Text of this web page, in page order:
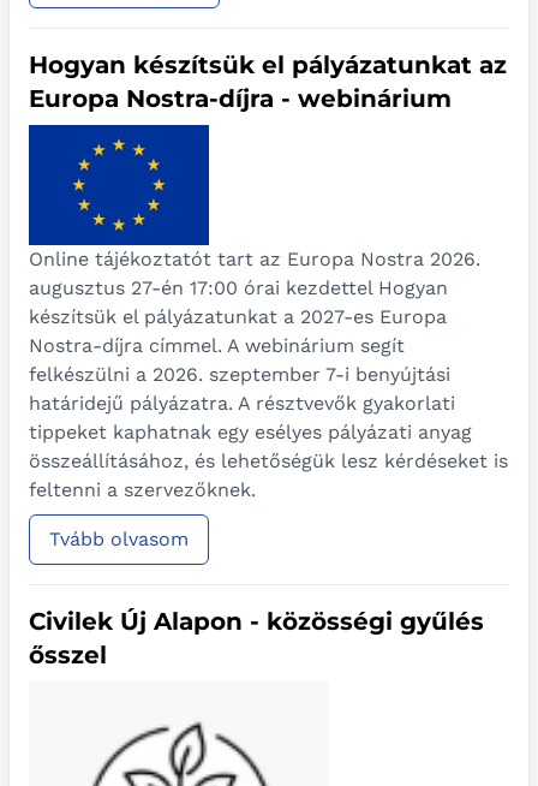
Hogyan készítsük el pályázatunkat az
Europa Nostra-díjra - webinárium
Online tájékoztatót tart az Europa Nostra 2026.
augusztus 27-én 17:00 órai kezdettel Hogyan
készítsük el pályázatunkat a 2027-es Europa
Nostra-díjra címmel. A webinárium segít
felkészülni a 2026. szeptember 7-i benyújtási
határidejű pályázatra. A résztvevők gyakorlati
tippeket kaphatnak egy esélyes pályázati anyag
összeállításához, és lehetőségük lesz kérdéseket is
feltenni a szervezőknek.
Tvább olvasom
Civilek Új Alapon - közösségi gyűlés
ősszel